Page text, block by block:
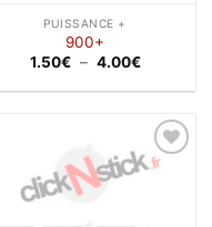
PUISSANCE +
900+
1.50€ – 4.00€Plage
prix :
4.00€
Ajouter